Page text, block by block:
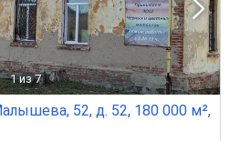
1 из 7
52, д. 52, 180 000 м²,